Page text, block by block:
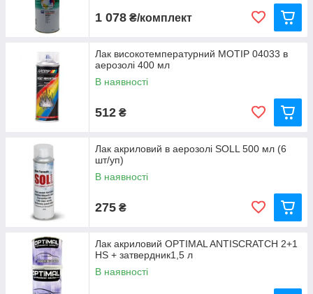
1 078 ₴/комплект
Лак високотемпературний MOTIP 04033 в
аерозолі 400 мл
В наявності
512 ₴
Лак акриловий в аерозолі SOLL 500 мл (6
шт/уп)
В наявності
275 ₴
Лак акриловий OPTIMAL ANTISCRATCH 2+1
HS + затвердник1,5 л
В наявності